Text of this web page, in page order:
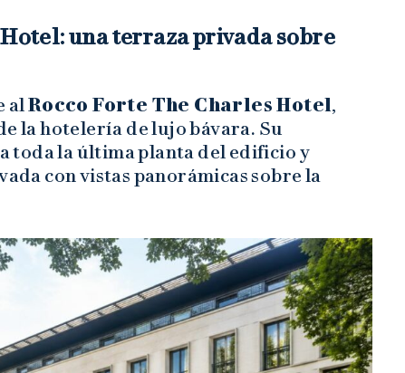
una terraza privada sobre
alRocco Forte The Charles Hotel,
la hotelería de lujo bávara. Su
toda la última planta del edificio y
con vistas panorámicas sobre la